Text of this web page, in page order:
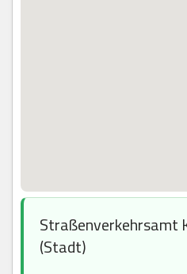
Straßenverkehrsamt
(Stadt)